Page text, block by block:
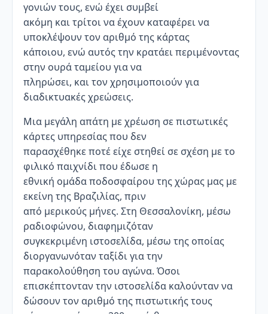
γονιών τους, ενώ έχει συμβεί
ακόμη και τρίτοι να έχουν καταφέρει να
υποκλέψουν τον αριθμό της κάρτας
κάποιου, ενώ αυτός την κρατάει περιμένοντας
στην ουρά ταμείου για να
πληρώσει, και τον χρησιμοποιούν για
διαδικτυακές χρεώσεις.
Μια μεγάλη απάτη με χρέωση σε πιστωτικές
κάρτες υπηρεσίας που δεν
παρασχέθηκε ποτέ είχε στηθεί σε σχέση με το
φιλικό παιχνίδι που έδωσε η
εθνική ομάδα ποδοσφαίρου της χώρας μας με
εκείνη της Βραζιλίας, πριν
από μερικούς μήνες. Στη Θεσσαλονίκη, μέσω
ραδιοφώνου, διαφημιζόταν
συγκεκριμένη ιστοσελίδα, μέσω της οποίας
διοργανωνόταν ταξίδι για την
παρακολούθηση του αγώνα. Όσοι
επισκέπτονταν την ιστοσελίδα καλούνταν να
δώσουν τον αριθμό της πιστωτικής τους